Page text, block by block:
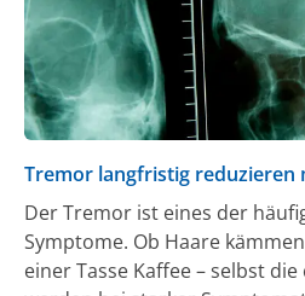
Tremor langfristig reduzieren
Der Tremor ist eines der
Symptome. Ob Haare
einer Tasse Kaffee – selbst